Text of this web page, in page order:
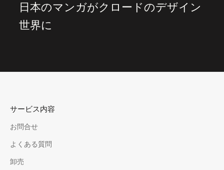
日本のマンガがクロードのデザイン
世界に
サービス内容
お問合せ
よくある質問
卸売